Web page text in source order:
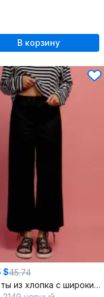
В корзину
$45.74
Кюлоты из хлопка с широким низом и эластичной тесьмой